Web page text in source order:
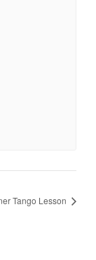
Tango Lesson